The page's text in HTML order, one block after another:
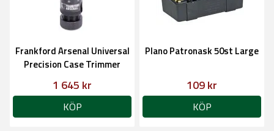
Frankford Arsenal Universal
Precision Case Trimmer
1 645 kr
KÖP
Plano Patronask 50st Large
109 kr
KÖP